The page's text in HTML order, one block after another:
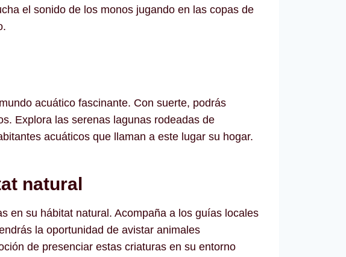
el sonido de los monos jugando en las copas de
acuático fascinante. Con suerte, podrás
Explora las serenas lagunas rodeadas de
acuáticos que llaman a este lugar su hogar.
natural
en su hábitat natural. Acompaña a los guías locales
la oportunidad de avistar animales
de presenciar estas criaturas en su entorno